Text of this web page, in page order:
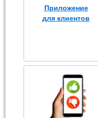
Приложение
для клиентов